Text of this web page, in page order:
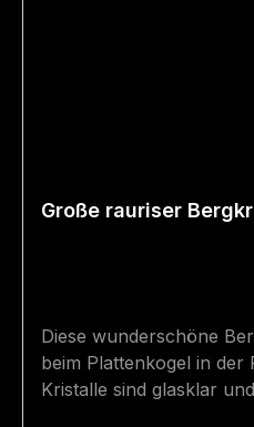
Große rauriser
Diese wunderschöne
beim Plattenkogel in der
Kristalle sind glasklar